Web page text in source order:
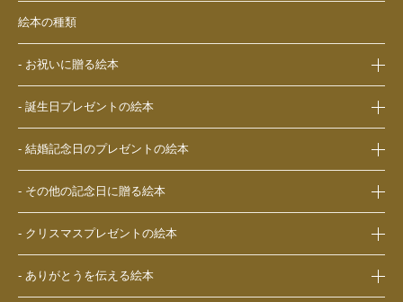
絵本の種類
- お祝いに贈る絵本
- 結婚祝いの絵本
- 初節句のお祝いの絵本
- 入園・入学／卒園・卒業祝いの絵本
- 還暦祝いの絵本
- 誕生日プレゼントの絵本
- 小学生の子供への誕生日プレゼントの絵本
- 中学生、高校生、大学生への誕生日プレゼントの絵本
- 20歳の誕生日プレゼントの絵本
- 女性、妻、彼女、女友達への誕生日プレゼントの絵本
- 男性、夫、彼氏、男友達への誕生日プレゼントの絵本
- 結婚記念日のプレゼントの絵本
- 両親への結婚記念日の絵本
- 友人、知人への結婚記念日の絵本
- その他の記念日に贈る絵本
- バレンタインデー / ホワイトデーの絵本
- 母の日 / 父の日のプレゼントの絵本
- クリスマスプレゼントの絵本
- ありがとうを伝える絵本